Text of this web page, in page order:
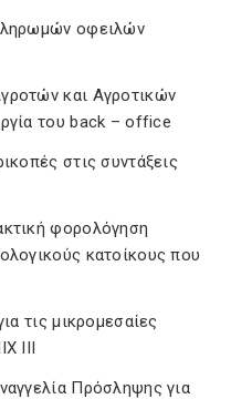
οφειλών
και Αγροτικών
του back – office
στις συντάξεις
φορολόγηση
κατοίκους που
τις μικρομεσαίες
ΙΙΙ
Πρόσληψης για